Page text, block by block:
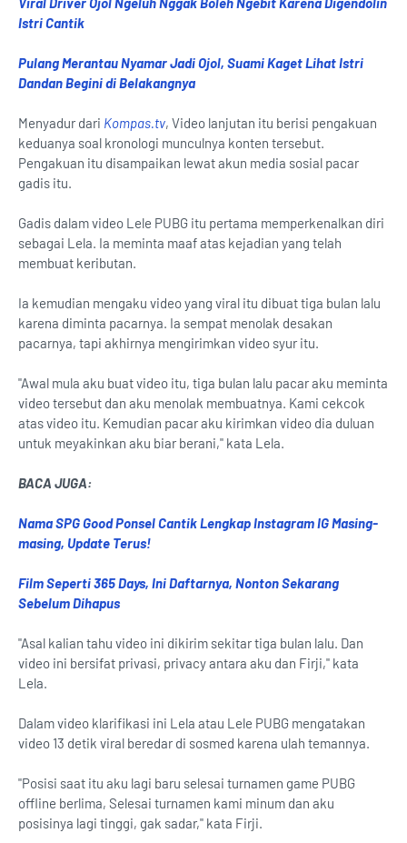
Istri Cantik
Pulang Merantau Nyamar Jadi Ojol, Suami Kaget Lihat Istri
Dandan Begini di Belakangnya
Menyadur dari Kompas.tv, Video lanjutan itu berisi pengakuan
keduanya soal kronologi munculnya konten tersebut.
Pengakuan itu disampaikan lewat akun media sosial pacar
gadis itu.
Gadis dalam video Lele PUBG itu pertama memperkenalkan diri
sebagai Lela. Ia meminta maaf atas kejadian yang telah
membuat keributan.
Ia kemudian mengaku video yang viral itu dibuat tiga bulan lalu
karena diminta pacarnya. Ia sempat menolak desakan
pacarnya, tapi akhirnya mengirimkan video syur itu.
"Awal mula aku buat video itu, tiga bulan lalu pacar aku meminta
video tersebut dan aku menolak membuatnya. Kami cekcok
atas video itu. Kemudian pacar aku kirimkan video dia duluan
untuk meyakinkan aku biar berani," kata Lela.
BACA JUGA:
Nama SPG Good Ponsel Cantik Lengkap Instagram IG Masing-
masing, Update Terus!
Film Seperti 365 Days, Ini Daftarnya, Nonton Sekarang
Sebelum Dihapus
"Asal kalian tahu video ini dikirim sekitar tiga bulan lalu. Dan
video ini bersifat privasi, privacy antara aku dan Firji," kata
Lela.
Dalam video klarifikasi ini Lela atau Lele PUBG mengatakan
video 13 detik viral beredar di sosmed karena ulah temannya.
"Posisi saat itu aku lagi baru selesai turnamen game PUBG
offline berlima, Selesai turnamen kami minum dan aku
posisinya lagi tinggi, gak sadar," kata Firji.